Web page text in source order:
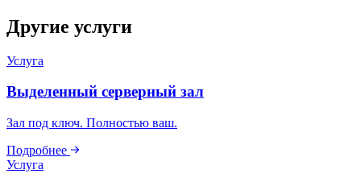
Другие услуги
Услуга
Выделенный серверный зал
Зал под ключ. Полностью ваш.
Подробнее
Услуга